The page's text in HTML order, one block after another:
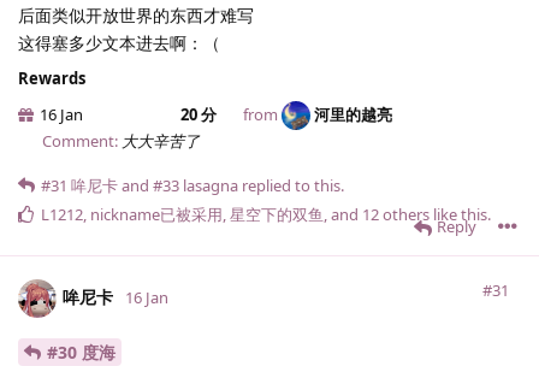
后面类似开放世界的东西才难写
这得塞多少文本进去啊：（
Rewards
16 Jan
20 分 from
河里的越亮
Comment: 大大辛苦了
Reply
#31 哞尼卡and #33 lasagna replied to this.
L1212, nickname已被采用,星空下的双鱼, and 12others like this.
哞尼卡 #31
16 Jan
#30 度海